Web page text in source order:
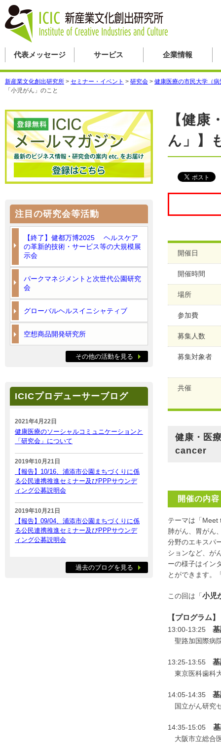
代表メッセージ サービス 企業情報
新産業文化創出研究所 > セミナー・イベント > 研究会 > 健康医療の市民大学（
「小児がん」のこと
【健
ん」】
開催日
開催時間
場所
参加費
募集人数
募集対象者
共催
健康・医
cancer
開催の内容
テーマは「Meet
肺がん、胃がん
分野のエキスパ
ションなど、が
ーの様子はイン
とができます。
この回は「小児
【プログラム】
13:00-13:25
聖路加国際病
13:25-13:55
東京医科歯科
14:05-14:35
国立がん研究
14:35-15:05 基
大阪市立総合
注目の研究会等活動
【終了】健都万博2025 ヘルスケア
の革新的技術・サービス等の大規模展
示会
パークマネジメントと次世代公園研究
会
グローバルヘルスイニシャティブ
空想商品開発研究所
その他の活動を見る
ICICプロデューサーブログ
2021年4月22日
健康医療のソーシャルコミュニケーションと
「研究会」について
2019年10月21日
【報告】10/16、浦添市公園まちづくりに係
る公民連携推進セミナー及びPPPサウンデ
ィング公募説明会
2019年10月21日
【報告】09/04、浦添市公園まちづくりに係
る公民連携推進セミナー及びPPPサウンデ
ィング公募説明会
過去のブログを見る